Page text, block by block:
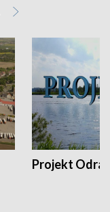
Projekt Odra